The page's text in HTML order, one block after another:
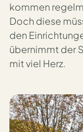
kommen
Doch diese
den
übernimmt der
mit viel Herz.